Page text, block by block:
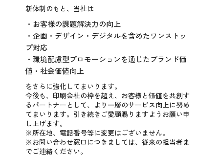
新体制のもと、当社は
・お客様の課題解決力の向上
・企画・デザイン・デジタルを含めたワンストッ
プ対応
・環境配慮型プロモーションを通じたブランド価
値・社会価値向上
をさらに強化してまいります。
今後も、印刷会社の枠を超え、お客様と価値を共創す
るパートナーとして、より一層のサービス向上に努め
てまいります。 引き続きご愛顧賜りますようお願い申
し上げます。
※所在地、電話番号等に変更はございません。
※お問い合わせ窓口につきましては、従来の担当者ま
でご連絡ください。